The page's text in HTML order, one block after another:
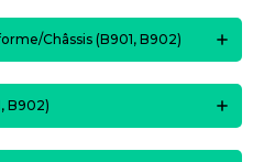
Châssis (B901, B902)
B902)